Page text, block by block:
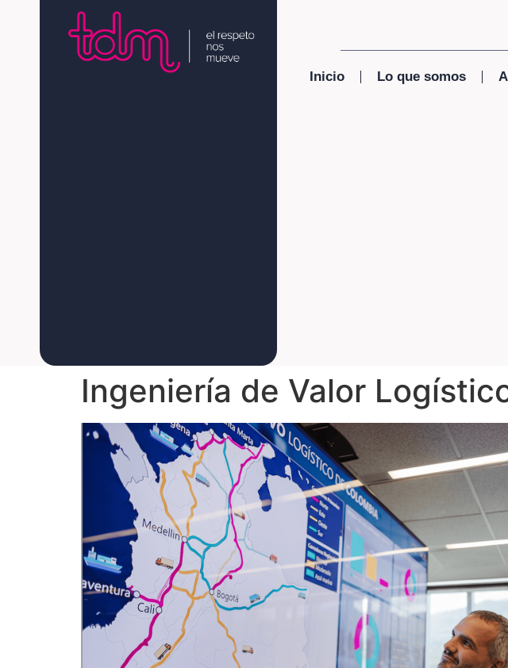
Inicio Lo que somos
Ingeniería de Valor